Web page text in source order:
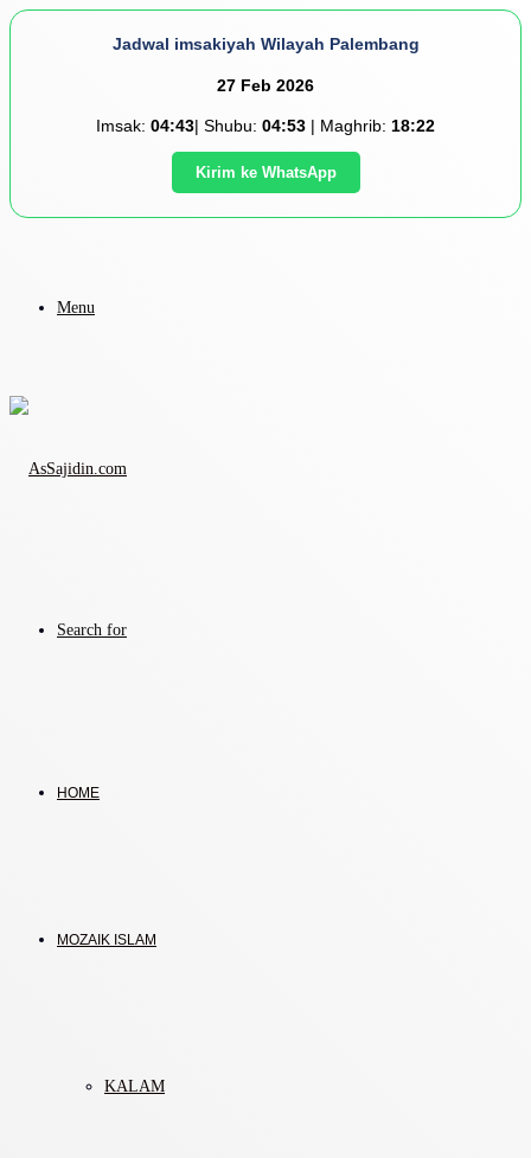
Jadwal imsakiyah Wilayah Palembang
27 Feb 2026
Imsak: 04:43| Shubu: 04:53 | Maghrib: 18:22
Kirim ke WhatsApp
Menu
Search for
HOME
MOZAIK ISLAM
KALAM